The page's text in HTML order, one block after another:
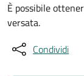
È possibile
versata.
Condividi